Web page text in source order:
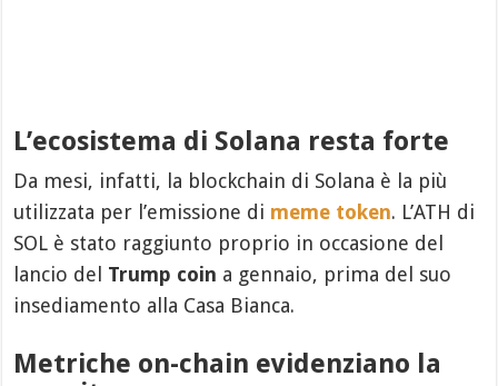
L’ecosistema di Solana resta forte
Da mesi, infatti, la blockchain di Solana è la più
utilizzata per l’emissione di meme token. L’ATH di
SOL è stato raggiunto proprio in occasione del
lancio del Trump coin a gennaio, prima del suo
insediamento alla Casa Bianca.
Metriche on-chain evidenziano la